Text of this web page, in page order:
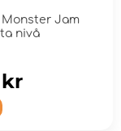
Monster Jam
nivå